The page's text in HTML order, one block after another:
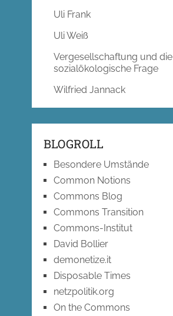
Uli Frank
Uli Weiß
Vergesellschaftung und die
sozialökologische Frage
Wilfried Jannack
BLOGROLL
Besondere Umstände
Common Notions
Commons Blog
Commons Transition
Commons-Institut
David Bollier
demonetize.it
Disposable Times
netzpolitik.org
On the Commons